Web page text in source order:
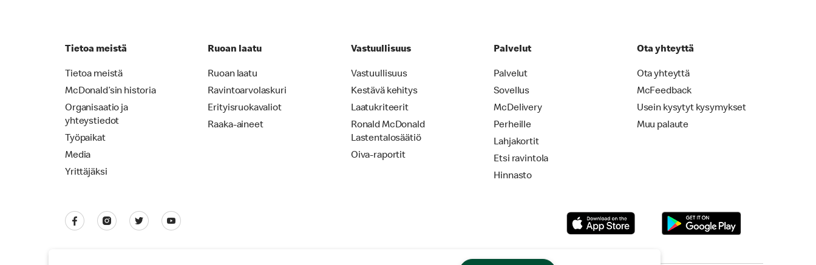
Tietoa meistä
Tietoa meistä
McDonald’sin historia
Organisaatio ja
yhteystiedot
Työpaikat
Media
Yrittäjäksi
Ruoan laatu
Ruoan laatu
Ravintoarvolaskuri
Erityisruokavaliot
Raaka-aineet
Vastuullisuus
Vastuullisuus
Kestävä kehitys
Laatukriteerit
Ronald McDonald
Lastentalosäätiö
Oiva-raportit
Palvelut
Palvelut
Sovellus
McDelivery
Perheille
Lahjakortit
Etsi ravintola
Hinnasto
Ota yhteyttä
Ota yhteyttä
McFeedback
Usein kysytyt kysymykset
Muu palaute